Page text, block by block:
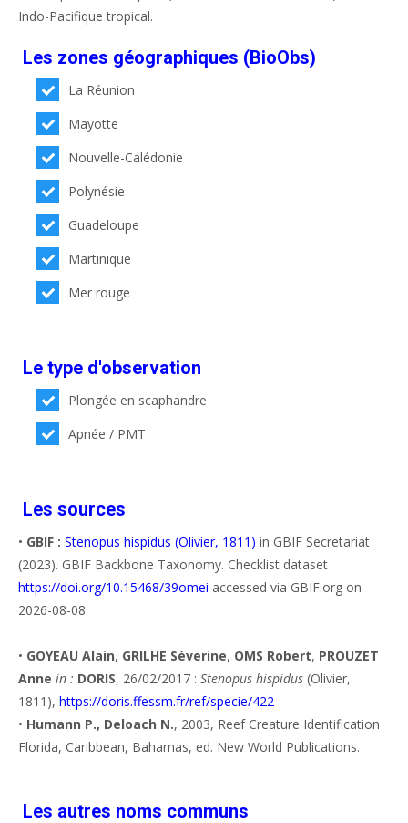
Indo-Pacifique tropical.
Les zones géographiques (BioObs)
La Réunion
Mayotte
Nouvelle-Calédonie
Polynésie
Guadeloupe
Martinique
Mer rouge
Le type d'observation
Plongée en scaphandre
Apnée / PMT
Les sources
• GBIF : Stenopus hispidus (Olivier, 1811) in GBIF Secretariat
(2023). GBIF Backbone Taxonomy. Checklist dataset
https://doi.org/10.15468/39omei accessed via GBIF.org on
2026-08-08.
• GOYEAU Alain, GRILHE Séverine, OMS Robert, PROUZET
Anne in : DORIS, 26/02/2017 : Stenopus hispidus (Olivier,
1811), https://doris.ffessm.fr/ref/specie/422
• Humann P., Deloach N., 2003, Reef Creature Identification
Florida, Caribbean, Bahamas, ed. New World Publications.
Les autres noms communs